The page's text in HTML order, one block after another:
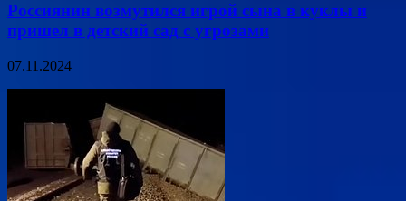
Россиянин возмутился игрой сына в куклы и
пришел в детский сад с угрозами
07.11.2024